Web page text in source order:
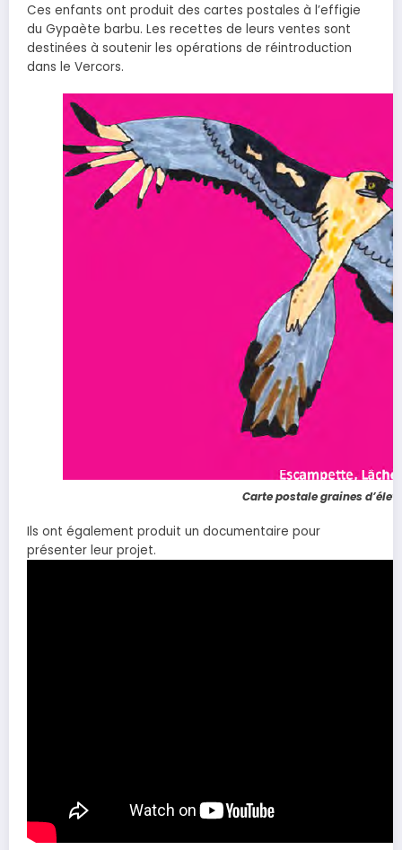
Ces enfants ont produit des cartes postales à l’effigie
du Gypaète barbu. Les recettes de leurs ventes sont
destinées à soutenir les opérations de réintroduction
dans le Vercors.
Carte postale graines
Ils ont également produit un documentaire pour
présenter leur projet.